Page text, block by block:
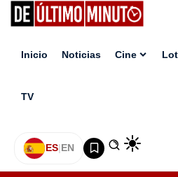
Inicio Noticias Cine
TV
ES|EN